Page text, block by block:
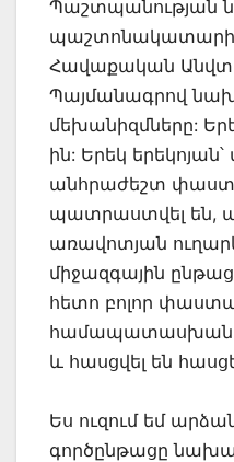
Պաշտպանության
Հավաքական
Պայմանագրով
մեխանիզմները:
ին: Երեկ
անհրաժեշտ
պատրաստվել են,
առավոտյան
միջազգային
հետո բոլոր
և հասցվել են
Ես ուզում եմ
գործընթացը